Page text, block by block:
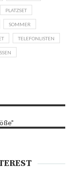
PLATZSET
SOMMER
TELEFONLISTEN